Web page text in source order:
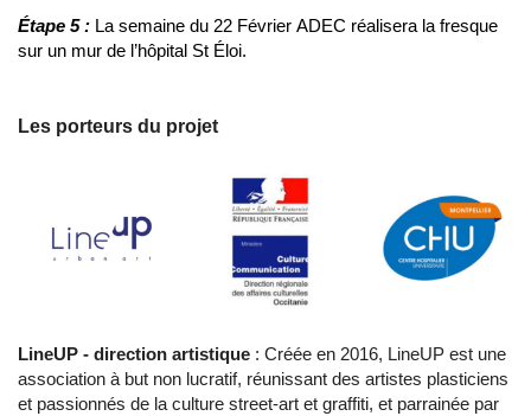
Étape 5 : La semaine du 22 Février ADEC réalisera la fresque
sur un mur de l’hôpital St Éloi.
Les porteurs du projet
LineUP - direction artistique : Créée en 2016, LineUP est une
association à but non lucratif, réunissant des artistes plasticiens
et passionnés de la culture street-art et graffiti, et parrainée par